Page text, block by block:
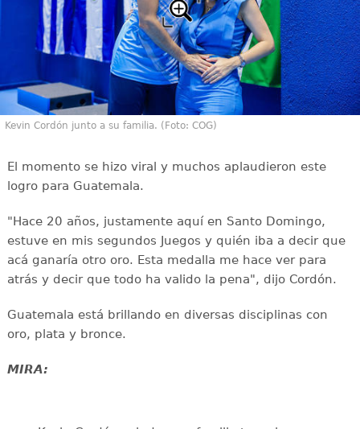
Kevin Cordón junto a su familia. (Foto: COG)
El momento se hizo viral y muchos aplaudieron este
logro para Guatemala.
"Hace 20 años, justamente aquí en Santo Domingo,
estuve en mis segundos Juegos y quién iba a decir que
acá ganaría otro oro. Esta medalla me hace ver para
atrás y decir que todo ha valido la pena", dijo Cordón.
Guatemala está brillando en diversas disciplinas con
oro, plata y bronce.
MIRA: